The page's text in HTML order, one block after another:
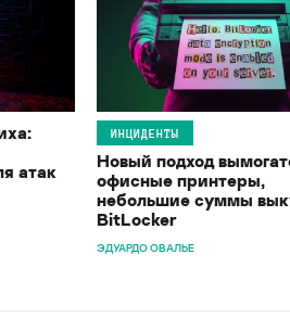
атак
ИНЦИДЕНТЫ
Новый подход
офисные принтеры,
небольшие суммы
BitLocker
ЭДУАРДО ОВАЛЬЕ